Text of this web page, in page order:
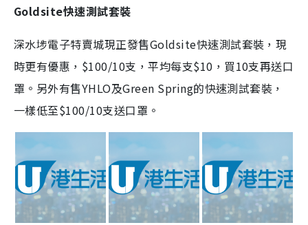
Goldsite快速測試套裝
深水埗電子特賣城現正發售Goldsite快速測試套裝，現
時更有優惠，$100/10支，平均每支$10，買10支再送口
罩。另外有售YHLO及Green Spring的快速測試套裝，
一樣低至$100/10支送口罩。